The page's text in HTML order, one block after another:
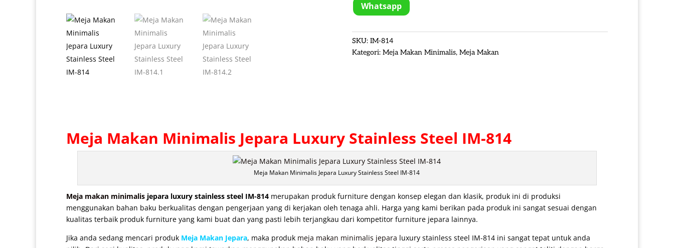
Whatsapp
SKU: IM-814
Kategori: Meja Makan Minimalis, Meja Makan
Meja Makan Minimalis Jepara Luxury Stainless Steel IM-814
Meja Makan Minimalis Jepara Luxury Stainless Steel IM-814
Meja makan minimalis jepara luxury stainless steel IM-814 merupakan produk furniture dengan konsep elegan dan klasik, produk ini di produksi
menggunakan bahan baku berkualitas dengan pengerjaan yang di kerjakan oleh tenaga ahli. Harga yang kami berikan pada produk ini sangat sesuai dengan
kualitas terbaik produk furniture yang kami buat dan yang pasti lebih terjangkau dari kompetitor furniture jepara lainnya.
Jika anda sedang mencari produk Meja Makan Jepara, maka produk meja makan minimalis jepara luxury stainless steel IM-814 ini sangat tepat untuk anda